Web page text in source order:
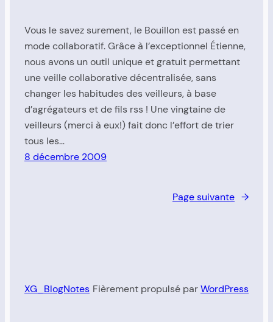
Vous le savez surement, le Bouillon est passé en
mode collaboratif. Grâce à l’exceptionnel Étienne,
nous avons un outil unique et gratuit permettant
une veille collaborative décentralisée, sans
changer les habitudes des veilleurs, à base
d’agrégateurs et de fils rss ! Une vingtaine de
veilleurs (merci à eux!) fait donc l’effort de trier
tous les…
8 décembre 2009
Page suivante →
XG_BlogNotes Fièrement propulsé parWordPress